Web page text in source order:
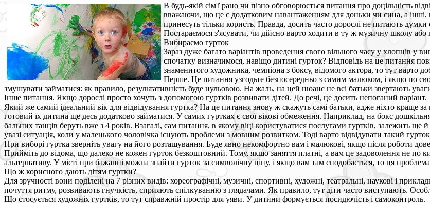
В будь-якій сім'ї рано чи пізно обговорюється питання про доцільність
вважаючи, що це є додатковим навантаженням для доньки чи сина, а інші,
принесуть тільки користь. Правда, досить часто дорослі не питають
Постараємося з'ясувати, чи дійсно варто ходити в ту ж музичну школу
Вибираємо гурток
Зараз дуже багато варіантів проведення свого вільного часу у хлопців
спочатку визначимося, навіщо дитині гурток? Відповідь на це питання
знаменитого художника, чемпіона з боксу, відомого актора, то тут варто
Перше. Це питання узгодьте безпосередньо з самим малюком, і якщо по
змушувати займатися: як правило, результативність буде нульовою. На жаль, на цей нюанс не всі батьки звертають
Інше питання. Якщо дорослі просто хочуть з допомогою гуртків розвивати дітей. До речі, це досить непоганий варіант.
Який же самий ідеальний вік для відвідування гуртка? На це питання знову ж скажуть самі батьки, адже ніхто краще
готовий їх дитина ще десь додатково займатися. У самих гуртках є свої вікові обмеження. Наприклад, на бокс
бальних танців беруть вже з 4 років. Взагалі, сам питання, в якому віці користуватися послугами гуртків, залежить
увазі ситуація, коли у маленького чоловічка існують проблеми з мовним розвитком. Тоді варто відвідувати такий
При виборі гуртка зверніть увагу на його розташування. Буде явно некомфортно вам і малюкові, якщо після роботи
Прийміть до відома, що далеко не кожен гурток безкоштовний. Тому, якщо заняття платні, а вам це задоволення не по
альтернативу. У місті при бажанні можна знайти гурток за символічну ціну, і якщо вам там сподобається, то ця
Що ж корисного дають дітям гуртки?
Для зручності вони поділені на 7 різних видів: хореографічні, музичні, спортивні, художні, театральні, наукові і
почуття ритму, розвивають гнучкість, сприяють спілкуванню з глядачами. Як правило, тут діти часто виступають.
Що стосується художніх гуртків, то тут справжній простір для уяви. У дитини формується посидючість і самоконтроль.